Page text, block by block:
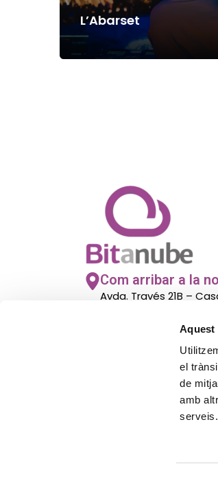
Aquest
el
de
amb
serveis.
L’Abarset
Com arribar a la
Avda. Través 21B –
El nostre horari
De lunes a viernes de